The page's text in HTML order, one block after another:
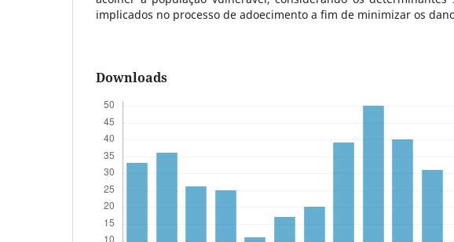
implicados no processo de adoecimento a fim de minimizar os
Downloads